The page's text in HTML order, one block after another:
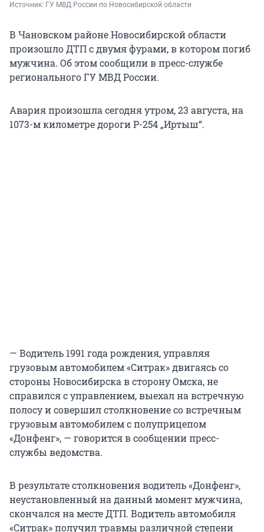
Источник: ГУ МВД России по Новосибирской области
В Чановском районе Новосибирской области
произошло ДТП с двумя фурами, в котором погиб
мужчина. Об этом сообщили в пресс-службе
регионального ГУ МВД России.
Авария произошла сегодня утром, 23 августа, на
1073-м километре дороги Р-254 „Иртыш“.
— Водитель 1991 года рождения, управляя
грузовым автомобилем «Ситрак» двигаясь со
стороны Новосибирска в сторону Омска, не
справился с управлением, выехал на встречную
полосу и совершил столкновение со встречным
грузовым автомобилем с полуприцепом
«Донфенг», — говорится в сообщении пресс-
службы ведомства.
В результате столкновения водитель «Донфенг»,
неустановленный на данный момент мужчина,
скончался на месте ДТП. Водитель автомобиля
«Ситрак» получил травмы различной степени